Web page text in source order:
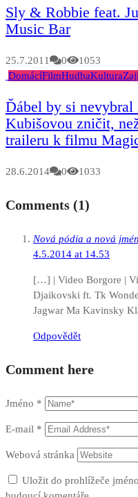
Sly & Robbie feat.
Music Bar
25.7.2011 0
1053
DomácíFilmHudbaKultura
Ďábel by si
Kubišovou zničit,
traileru k filmu
28.6.2014 0 1033
Comments (1)
Nová pódia a nová
4.5.2014 at 14.53
[…] | Video Borgore |
Djaikovski ft. Tk
Jagwar Ma Kavinsky
Odpovědět
Comment here
Jméno *
E-mail *
Webová stránka
Uložit do prohlížeče